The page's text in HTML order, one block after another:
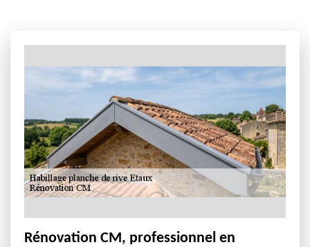
Rénovation CM, professionnel en